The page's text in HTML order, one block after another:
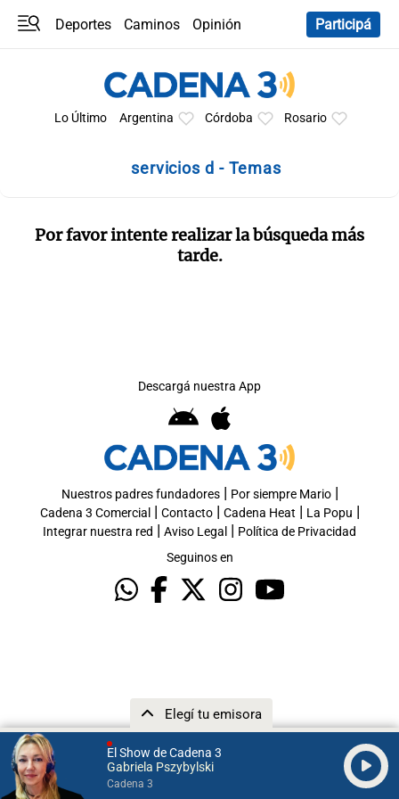
El Show de Cadena 3
Gabriela Pszybylski
Cadena 3
Elegí tu emisora
Deportes Caminos
Opinión
Participá
Lo Último Argentina Córdoba Rosario
servicios d - Temas
Por favor intente realizar la búsqueda más
tarde.
Descargá nuestra App
Nuestros padres fundadores| Por siempre Mario|
Cadena 3 Comercial | Contacto| Cadena Heat | La Popu |
Integrar nuestra red | Aviso Legal | Política de Privacidad
Seguinos en